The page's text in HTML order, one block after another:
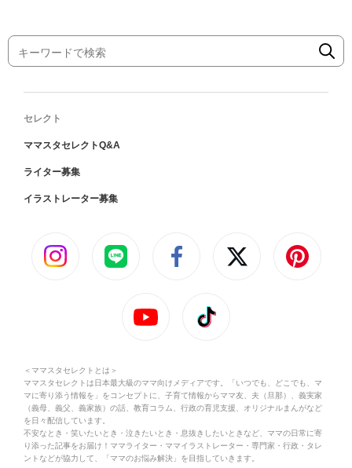
セレクト
ママスタセレクトQ&A
ライター募集
イラストレーター募集
＜ママスタセレクトとは＞
ママスタセレクトは日本最大級のママ向けメディアです。「いつでも、どこでも、マ
マに寄り添う情報を」をコンセプトに、子育て情報からママ友、夫（旦那）、義実家
（義母、義父、義家族）の話、教育コラム、行政の育児支援、オリジナルまんがなど
を日々配信しています。
不安なとき・笑いたいとき・泣きたいとき・息抜きしたいときなど、ママの日常に寄
り添った記事をお届け！ママライター・ママイラストレーター・専門家・行政・タレ
ントなどが協力して、「ママのお悩み解決」を目指していきます。